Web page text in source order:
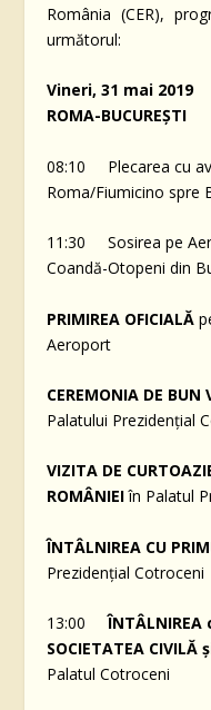
România (CER),
următorul:
Vineri, 31 mai 2019
ROMA-BUCUREȘTI
08:10 Plecarea cu
Roma/Fiumicino spre
11:30 Sosirea pe
Coandă-Otopeni din
PRIMIREA OFICIALĂ
Aeroport
CEREMONIA DE BUN
Palatului Prezidențial
VIZITA DE
ROMÂNIEIîn Palatul
ÎNTÂLNIREA CU
Prezidențial Cotroceni
13:00ÎNTÂLNIREA
SOCIETATEA CIVILĂ
Palatul Cotroceni